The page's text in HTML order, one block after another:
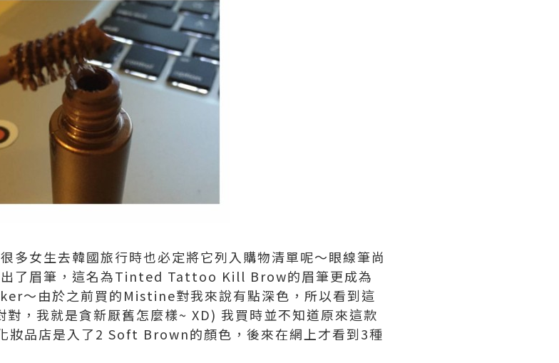
多女生去韓國旅行時也必定將它列入購物清單呢～眼線筆尚
出了眉筆，這名為Tinted Tattoo Kill Brow的眉筆更成為
～由於之前買的Mistine對我來說有點深色，所以看到這
，我就是貪新厭舊怎麼樣~ XD) 我買時並不知道原來這款
妝品店是入了2 Soft Brown的顏色，後來在網上才看到3種